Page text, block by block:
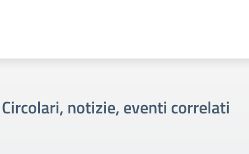
Circolari, notizie, eventi correlati